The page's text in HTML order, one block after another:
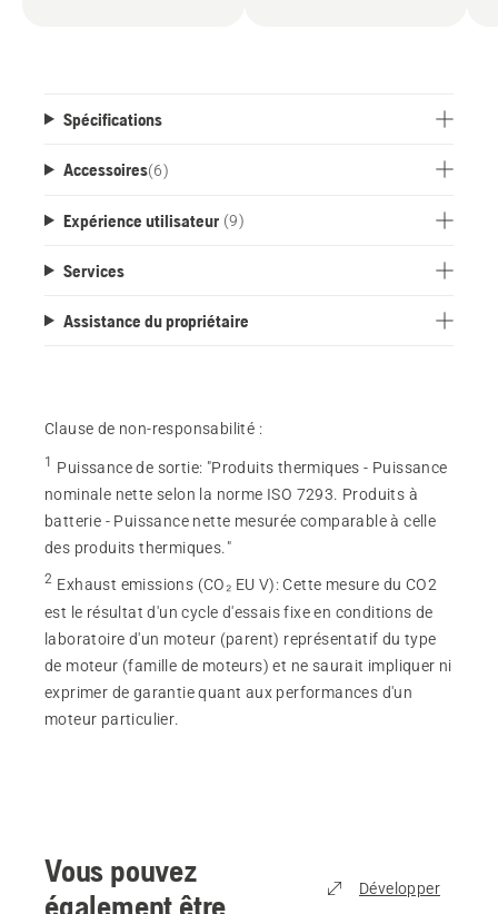
Spécifications
Accessoires(6)
Expérience utilisateur (9)
Services
Assistance du propriétaire
Clause de non-responsabilité :
1 Puissance de sortie: "Produits thermiques - Puissance
nominale nette selon la norme ISO 7293. Produits à
batterie - Puissance nette mesurée comparable à celle
des produits thermiques."
2 Exhaust emissions (CO₂ EU V):Cette mesure du CO2
est le résultat d'un cycle d'essais fixe en conditions de
laboratoire d'un moteur (parent) représentatif du type
de moteur (famille de moteurs) et ne saurait impliquer ni
exprimer de garantie quant aux performances d'un
moteur particulier.
Vous pouvez
également être
Développer